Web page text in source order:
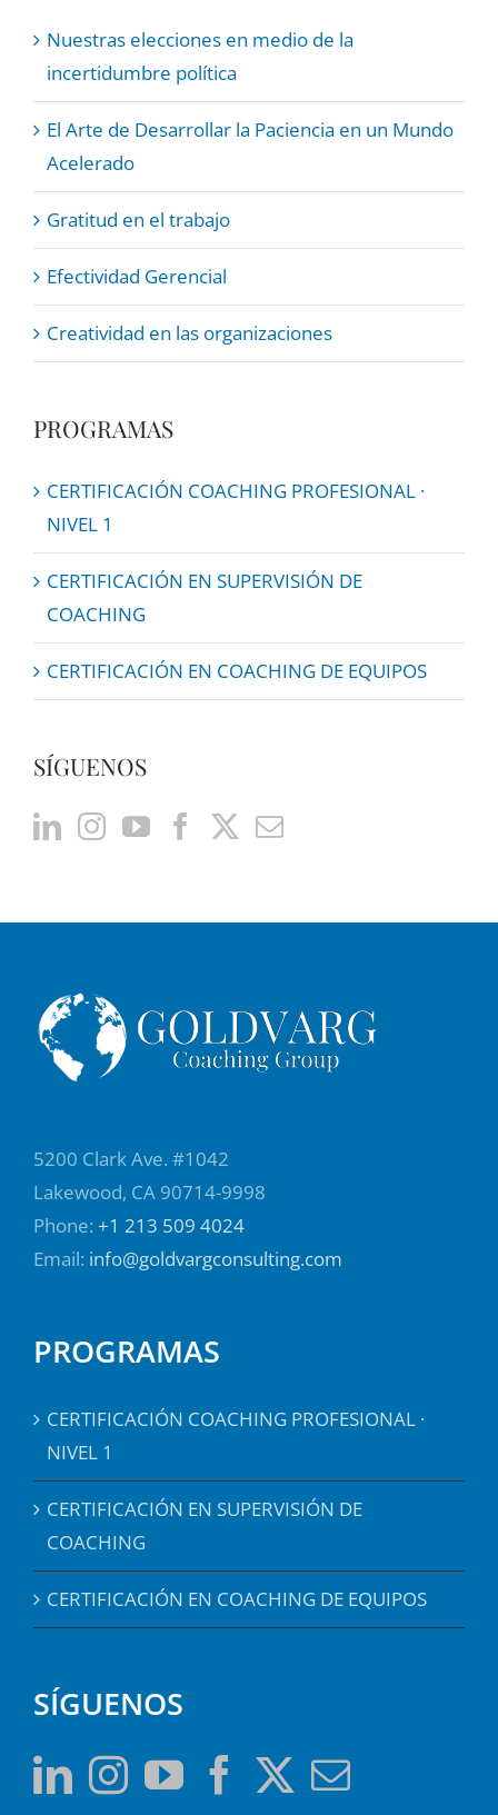
Nuestras elecciones en medio de la
incertidumbre política
El Arte de Desarrollar la Paciencia en un Mundo
Acelerado
Gratitud en el trabajo
Efectividad Gerencial
Creatividad en las organizaciones
PROGRAMAS
CERTIFICACIÓN COACHING PROFESIONAL ·
NIVEL 1
CERTIFICACIÓN EN SUPERVISIÓN DE
COACHING
CERTIFICACIÓN EN COACHING DE EQUIPOS
SÍGUENOS
5200 Clark Ave. #1042
Lakewood, CA 90714-9998
Phone: +1 213 509 4024
Email: info@goldvargconsulting.com
PROGRAMAS
CERTIFICACIÓN COACHING PROFESIONAL ·
NIVEL 1
CERTIFICACIÓN EN SUPERVISIÓN DE
COACHING
CERTIFICACIÓN EN COACHING DE EQUIPOS
SÍGUENOS